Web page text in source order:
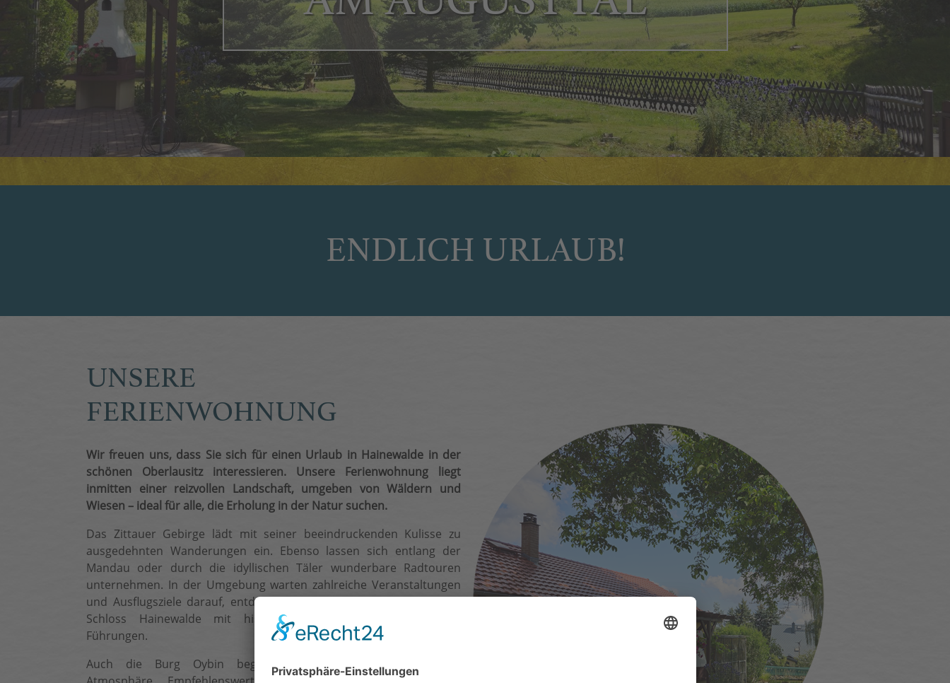
ENDLICH URLAUB!
UNSERE
FERIENWOHNUNG
Wir freuen uns, dass Sie sich für einen Urlaub in Hainewalde in der
schönen Oberlausitz interessieren. Unsere Ferienwohnung liegt
inmitten einer reizvollen Landschaft, umgeben von Wäldern und
Wiesen – ideal für alle, die Erholung in der Natur suchen.
Das Zittauer Gebirge lädt mit seiner beeindruckenden Kulisse zu
ausgedehnten Wanderungen ein. Ebenso lassen sich entlang der
Mandau oder durch die idyllischen Täler wunderbare Radtouren
unternehmen. In der Umgebung warten zahlreiche Veranstaltungen
und Ausflugsziele darauf, entdeckt zu werden. Ein Highlight ist das
Schloss Hainewalde mit historischem Fest und spannenden
Führungen.
Auch die Burg Oybin begeistert mit ihrer mittelalterlichen